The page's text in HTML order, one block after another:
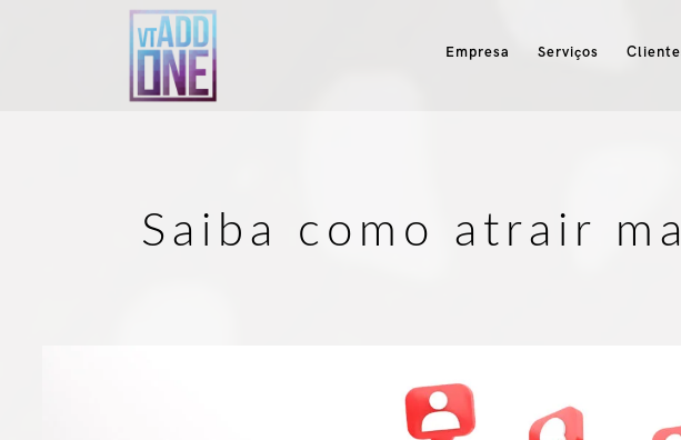
Empresa Serviços
Saiba como atrair